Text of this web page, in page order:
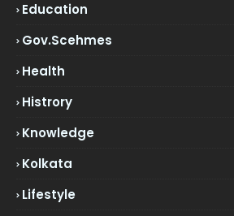
Education
Gov.scehmes
Health
Histrory
Knowledge
Kolkata
Lifestyle